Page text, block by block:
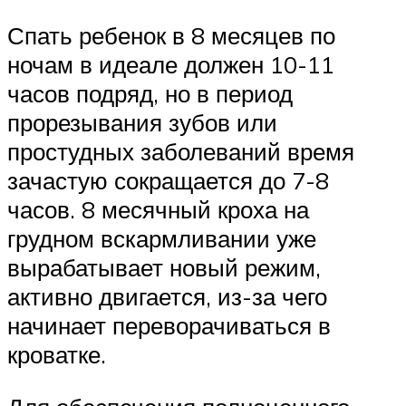
Спать ребенок в 8 месяцев по
ночам в идеале должен 10-11
часов подряд, но в период
прорезывания зубов или
простудных заболеваний время
зачастую сокращается до 7-8
часов. 8 месячный кроха на
грудном вскармливании уже
вырабатывает новый режим,
активно двигается, из-за чего
начинает переворачиваться в
кроватке.